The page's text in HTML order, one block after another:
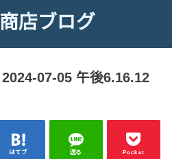
店ブログ
07-05 午後6.16.12
はてブ 送る Pocket